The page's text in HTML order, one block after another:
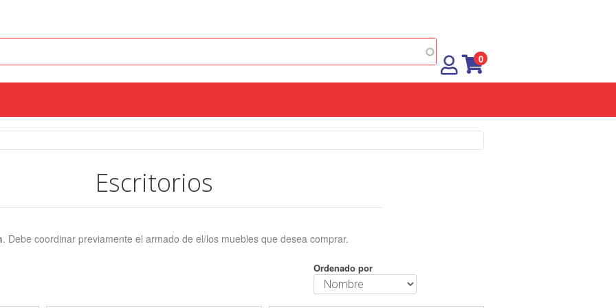
0
Escritorios
. Debe coordinar previamente el armado de el/los muebles que desea comprar.
Ordenado por